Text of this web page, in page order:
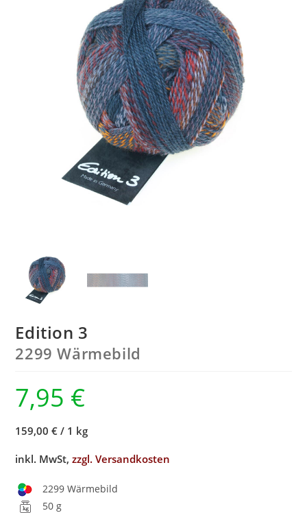
Edition 3
2299 Wärmebild
7,95 €
159,00 € / 1 kg
inkl. MwSt,zzgl. Versandkosten
2299 Wärmebild
50 g